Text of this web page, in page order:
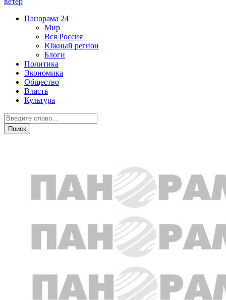
Панорама 24
Мир
Вся Россия
Южный регион
Блоги
Политика
Экономика
Общество
Власть
Культура